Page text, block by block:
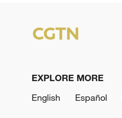
EXPLORE MORE
English
Español